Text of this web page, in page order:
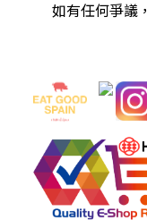
如有任何爭議，